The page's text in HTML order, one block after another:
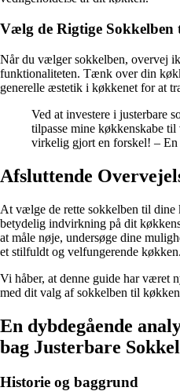
Vælg de Rigtige
Når du vælger sokkelben, overvej
funktionaliteten. Tænk over din
generelle æstetik i køkkenet for at
Ved at investere i justerbare
tilpasse mine køkkenskabe
virkelig gjort en forskel! –
Afsluttende
At vælge de rette sokkelben til dine
betydelig indvirkning på dit
at måle nøje, undersøge dine
et stilfuldt og velfungerende køkken.
Vi håber, at denne guide har været
med dit valg af sokkelben til
En dybdegående
bag Justerbare
Historie og baggrund